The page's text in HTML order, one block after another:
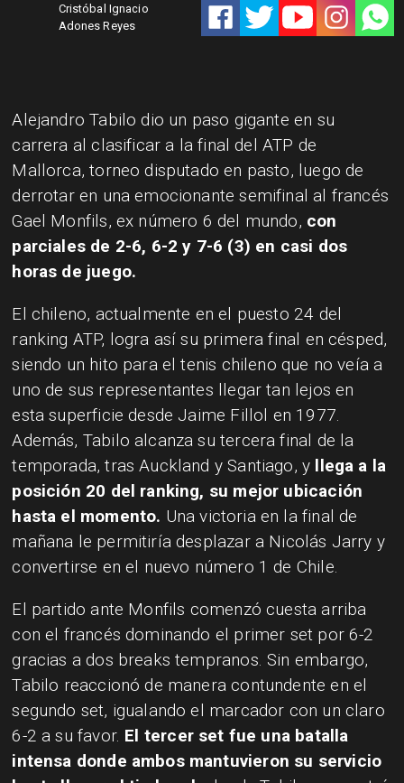
Cristóbal Ignacio
Adones Reyes
Alejandro Tabilo dio un paso gigante en su
carrera al clasificar a la final del ATP de
Mallorca, torneo disputado en pasto, luego de
derrotar en una emocionante semifinal al francés
Gael Monfils, ex número 6 del mundo, con
parciales de 2-6, 6-2 y 7-6 (3) en casi dos
horas de juego.
El chileno, actualmente en el puesto 24 del
ranking ATP, logra así su primera final en césped,
siendo un hito para el tenis chileno que no veía a
uno de sus representantes llegar tan lejos en
esta superficie desde Jaime Fillol en 1977.
Además, Tabilo alcanza su tercera final de la
temporada, tras Auckland y Santiago, y llega a la
posición 20 del ranking, su mejor ubicación
hasta el momento. Una victoria en la final de
mañana le permitiría desplazar a Nicolás Jarry y
convertirse en el nuevo número 1 de Chile.
El partido ante Monfils comenzó cuesta arriba
con el francés dominando el primer set por 6-2
gracias a dos breaks tempranos. Sin embargo,
Tabilo reaccionó de manera contundente en el
segundo set, igualando el marcador con un claro
6-2 a su favor. El tercer set fue una batalla
intensa donde ambos mantuvieron su servicio